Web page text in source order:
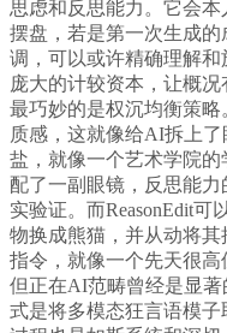
思虑和反思能力。它会
摆盘，若是第一次生成
调，可以或许精确理解
庞大的计较资本，让概
最巧妙的是权沉均衡策
质感，这就像给AI拆上
盐，就像一个艺术学院
配了一副眼镜，反思能
实验证。而ReasonEdit
物换成熊猫，并从动将
指令，就像一个先天很高
但正在AI范畴曾经是显
式是将多模态狂言语模子